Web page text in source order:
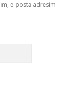
e-posta adresim